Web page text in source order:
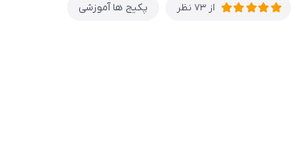
از 73 نظر پکیج ها آموزشی